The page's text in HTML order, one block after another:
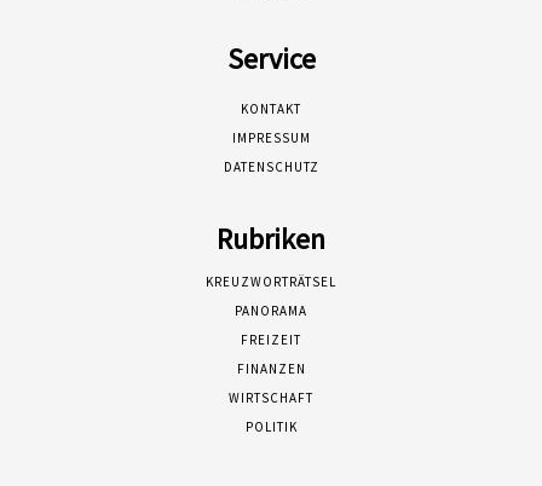
Service
KONTAKT
IMPRESSUM
DATENSCHUTZ
Rubriken
KREUZWORTRÄTSEL
PANORAMA
FREIZEIT
FINANZEN
WIRTSCHAFT
POLITIK